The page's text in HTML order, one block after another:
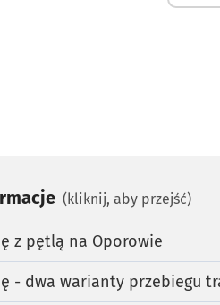
(kliknij, aby przejść)
z pętlą na Oporowie
- dwa warianty przebiegu